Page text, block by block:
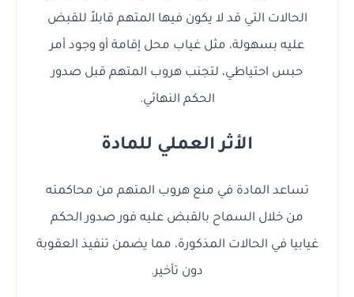
الحالات التي قد لا يكون فيها المتهم قابلاً للقبض
عليه بسهولة، مثل غياب محل إقامة أو وجود أمر
حبس احتياطي، لتجنب هروب المتهم قبل صدور
الحكم النهائي.
الأثر العملي للمادة
تساعد المادة في منع هروب المتهم من محاكمته
من خلال السماح بالقبض عليه فور صدور الحكم
غيابيا في الحالات المذكورة، مما يضمن تنفيذ العقوبة
دون تأخير.